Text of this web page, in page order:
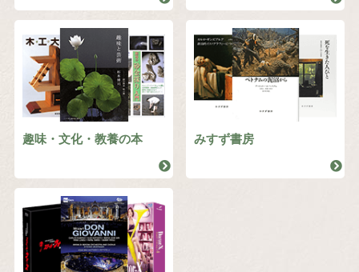
趣味・文化・教養の本 みすず書房